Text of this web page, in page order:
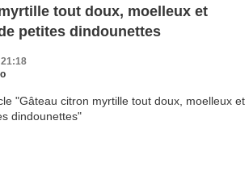
tout doux, moelleux et
petites dindounettes